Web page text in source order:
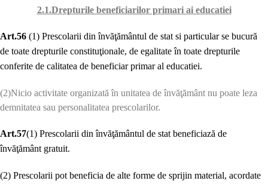
2.1.Drepturile beneficiarilor primari ai educatiei
Art.56 (1) Prescolarii din învăţământul de stat si particular se bucură
de toate drepturile constituţionale, de egalitate în toate drepturile
conferite de calitatea de beneficiar primar al educatiei.
(2)Nicio activitate organizată în unitatea de învăţământ nu poate leza
demnitatea sau personalitatea prescolarilor.
Art.57(1) Prescolarii din învăţământul de stat beneficiază de
învăţământ gratuit.
(2) Prescolarii pot beneficia de alte forme de sprijin material, acordate